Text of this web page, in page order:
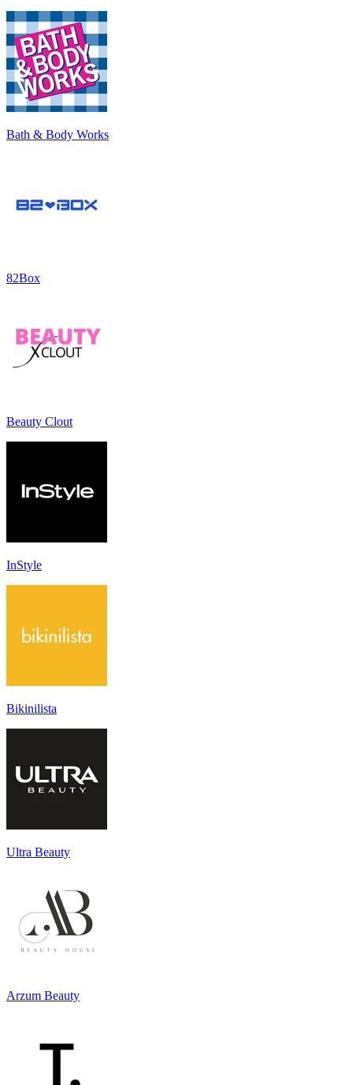
Bath & Body Works
82Box
Beauty Clout
InStyle
Bikinilista
Ultra Beauty
Arzum Beauty